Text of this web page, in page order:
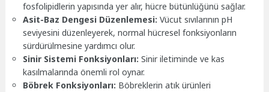
fosfolipidlerin yapısında yer alır, hücre bütünlüğünü sağlar.
Asit-Baz Dengesi Düzenlemesi: Vücut sıvılarının pH
seviyesini düzenleyerek, normal hücresel fonksiyonların
sürdürülmesine yardımcı olur.
Sinir Sistemi Fonksiyonları: Sinir iletiminde ve kas
kasılmalarında önemli rol oynar.
Böbrek Fonksiyonları: Böbreklerin atık ürünleri